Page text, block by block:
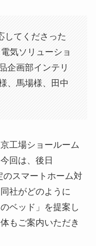
してくださった
気ソリューショ
企画部インテリ
、馬場様、田中
工場ショールーム
回は、後日
のスマートホーム対
社がどのように
ベッド」を提案し
もご案内いただき